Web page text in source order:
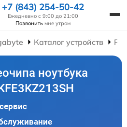
+7 (843) 254-50-42
Ежедневно с 9:00 до 21:00
Позвонить мне утром
Каталог устройств
ноутбука